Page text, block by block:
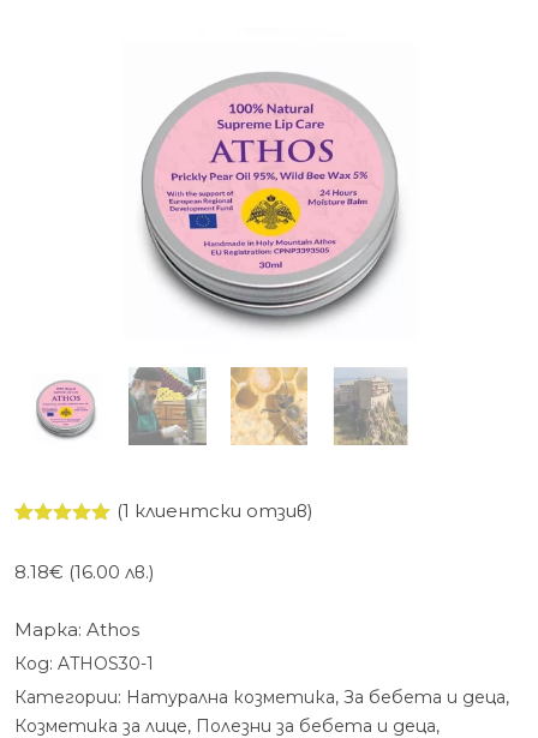
базирано
оценки
(1 клиентски отзив)
8.18€ (16.00 лв.)
Марка: Athos
Код: ATHOS30-1
Категории: Натурална козметика, За бебета и деца,
Козметика за лице, Полезни за бебета и деца,